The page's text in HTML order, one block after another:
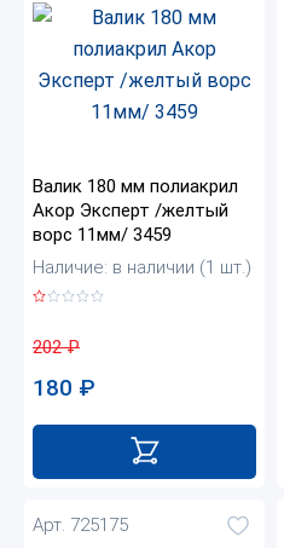
Валик 180 мм полиакрил
Акор Эксперт /желтый
ворс 11мм/ 3459
Наличие: в наличии (1 шт.)
202₽
180 ₽
Арт. 725175